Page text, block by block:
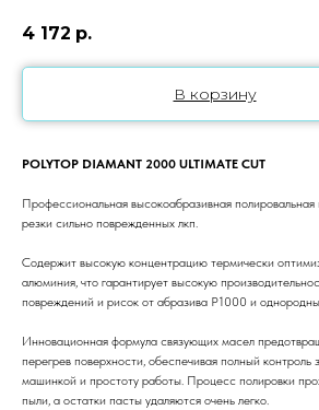
4 172 р.
В корзину
POLYTOP DIAMANT 2000 ULTIMATE CUT
Профессиональная высокоабразивная
резки сильно поврежденных лкп.
Содержит высокую концентрацию термически
алюминия, что гарантирует высокую
повреждений и рисок от абразива P1000 и
Инновационная формула связующих масел
перегрев поверхности, обеспечивая полный контроль
машинкой и простоту работы. Процесс полировки
пыли, а остатки пасты удаляются очень легко.